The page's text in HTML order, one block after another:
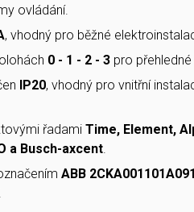
ovládání.
, vhodný pro běžné
0 - 1 - 2 - 3 pro
IP20, vhodný pro vnitřní
řadami Time, Element,
a Busch-axcent.
ABB